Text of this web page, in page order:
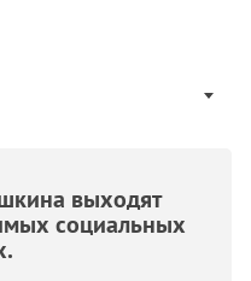
выходят
социальных